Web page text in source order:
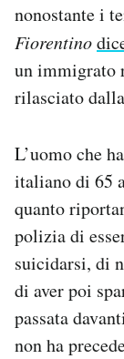
Hai
Esci
nonostante i
Fiorentino
un immigrato
rilasciato
L’uomo che
italiano di 65
quanto
polizia di
suicidarsi, di
di aver poi
passata
non ha